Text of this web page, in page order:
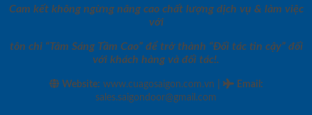
Cam kết không ngừng nâng cao chất lượng dịch vụ & làm việc
với
tôn chỉ “Tâm Sáng Tầm Cao” để trở thành “Đối tác tin cậy” đối
với khách hàng và đối tác!.
Website: www.cuagosaigon.com.vn Email :
sales.saigondoor@gmail.com